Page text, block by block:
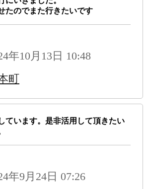
たのでまた行きたいです
年10月13日 10:48
町
ています。是非活用して頂きたい
年9月24日 07:26